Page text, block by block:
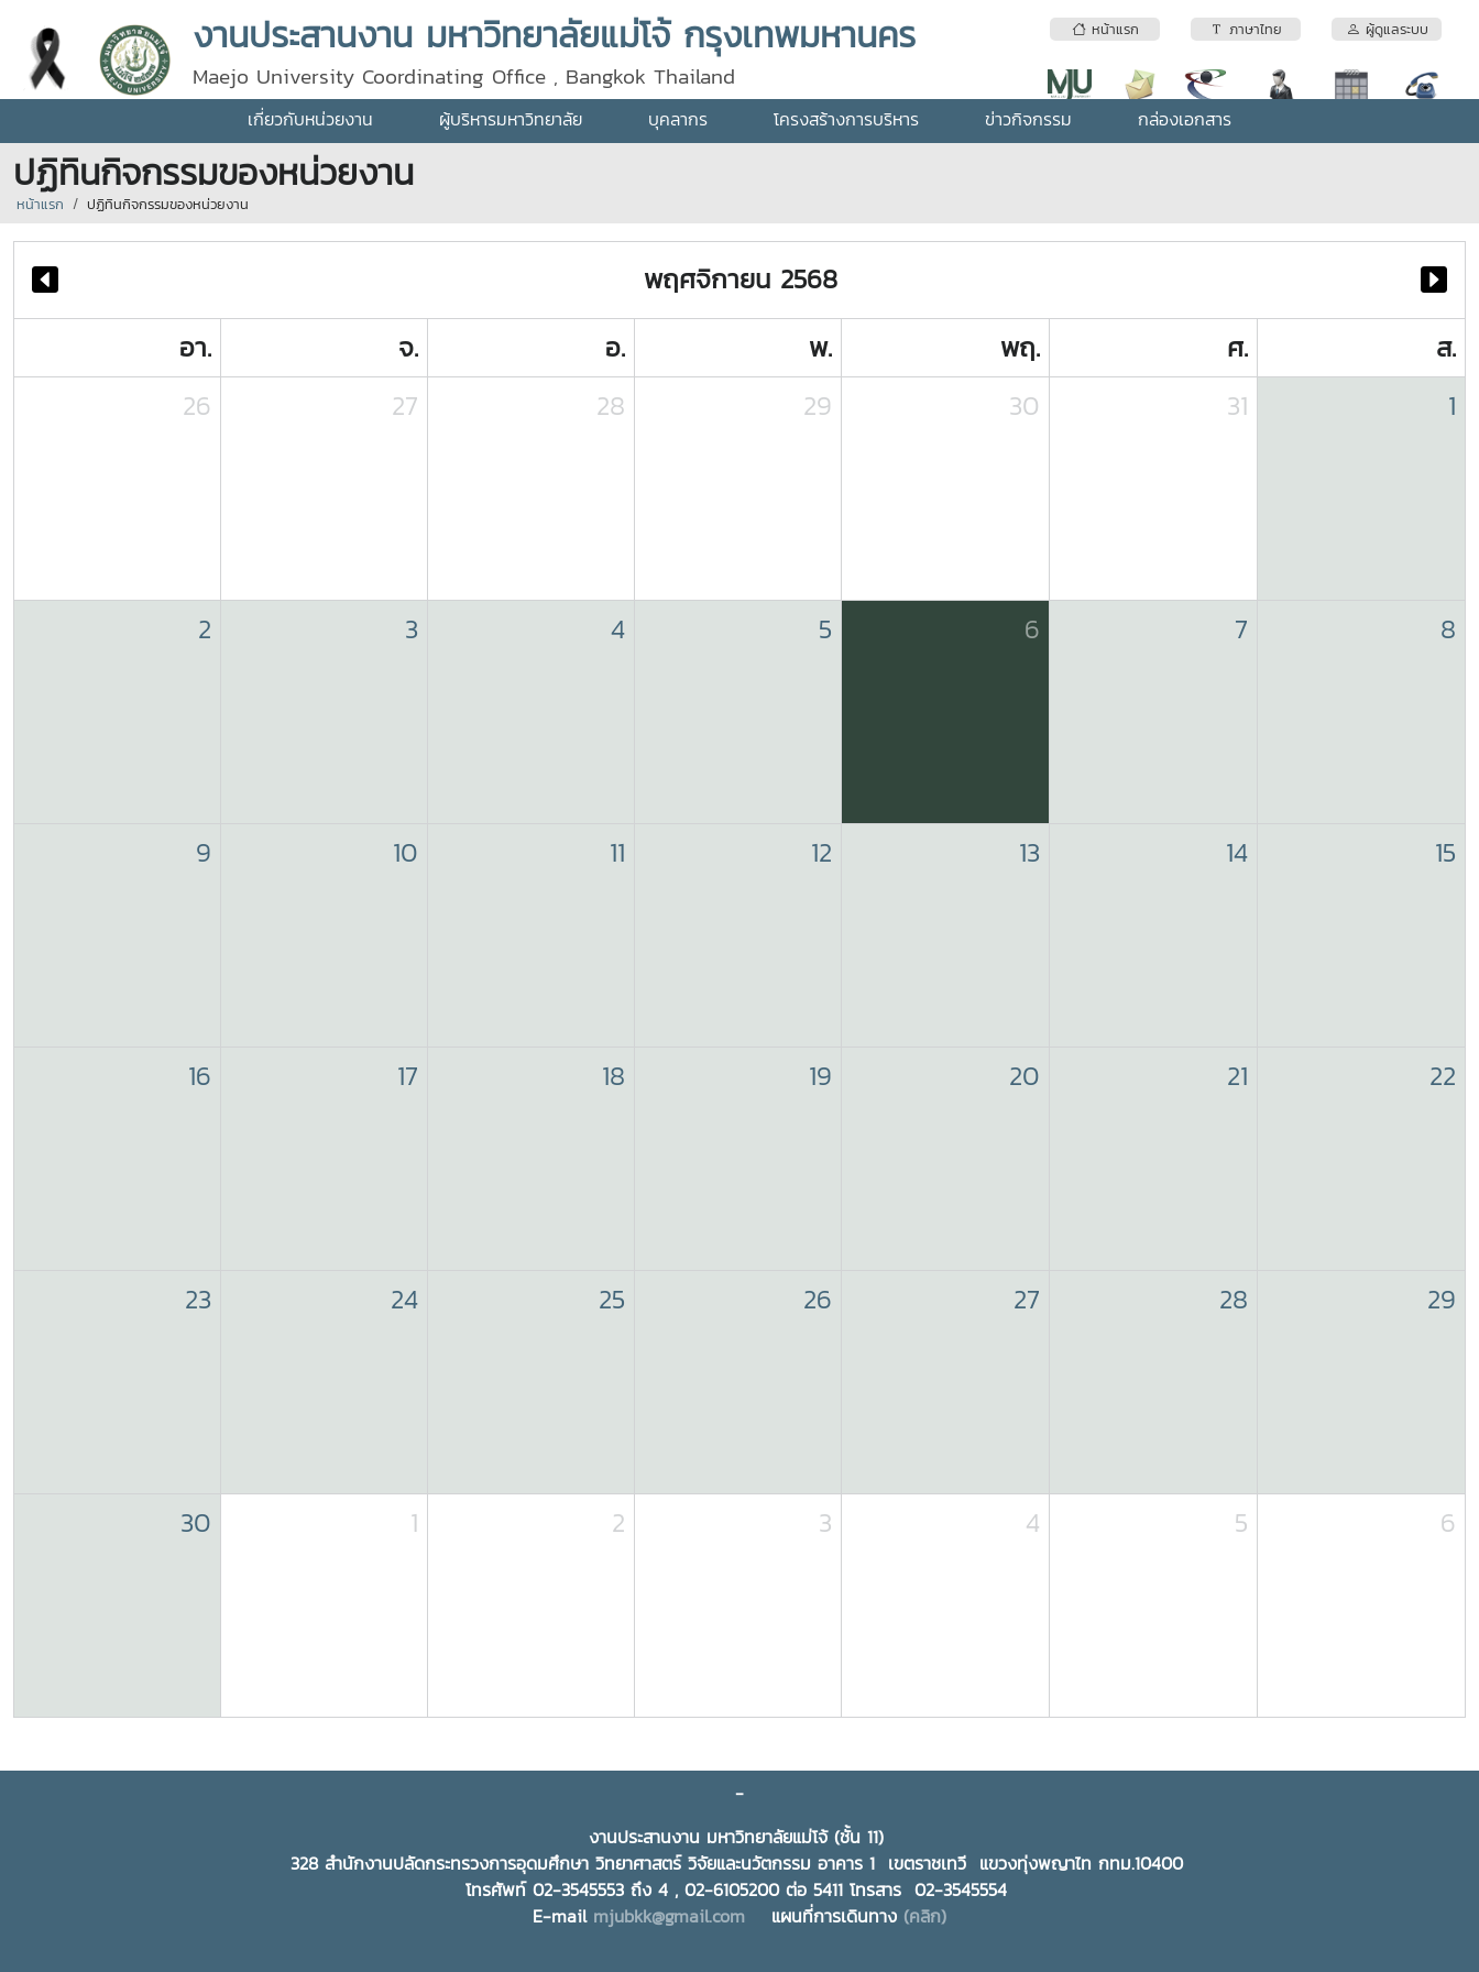
หน้าแรก ภาษาไทย ผู้ดูแลระบบ
งานประสานงาน มหาวิทยาลัยแม่โจ้ กรุงเทพมหานคร
Maejo University Coordinating Office , Bangkok Thailand
เกี่ยวกับหน่วยงาน ผู้บริหารมหาวิทยาลัย บุคลากร โครงสร้างการบริหาร ข่าวกิจกรรม กล่องเอกสาร
ปฏิทินกิจกรรมของหน่วยงาน
หน้าแรก ปฏิทินกิจกรรมของหน่วยงาน
พฤศจิกายน 2568
อา.
จ. อ. พ. พฤ. ศ.
ส.
26
27 28 29 30 31 1
2 3 4 5 6 7 8
9 10 11 12 13 14 15
16 17 18 19 20 21 22
23 24 25 26 27 28 29
30 1 2 3 4 5 6
-
งานประสานงาน มหาวิทยาลัยแม่โจ้ (ชั้น 11)
328 สำนักงานปลัดกระทรวงการอุดมศึกษา วิทยาศาสตร์ วิจัยและนวัตกรรม อาคาร 1 เขตราชเทวี แขวงทุ่งพญาไท กทม.10400
โทรศัพท์ 02-3545553 ถึง 4 , 02-6105200 ต่อ 5411 โทรสาร 02-3545554
E-mail mjubkk@gmail.com แผนที่การเดินทาง (คลิก)